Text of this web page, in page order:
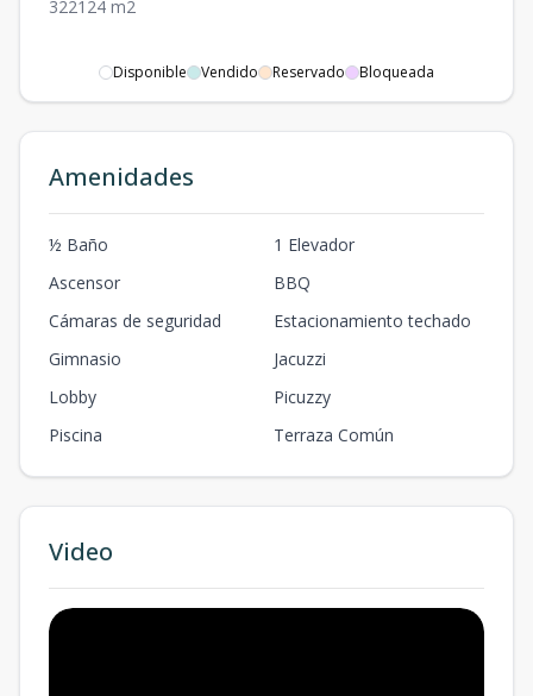
322124 m2
Disponible Vendido Reservado Bloqueada
Amenidades
½ Baño
1 Elevador
Ascensor
BBQ
Cámaras de seguridad
Estacionamiento techado
Gimnasio
Jacuzzi
Lobby
Picuzzy
Piscina
Terraza Común
Video